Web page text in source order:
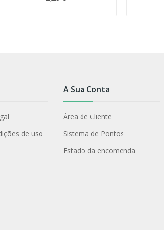
de uso
A Sua Conta
Área de Cliente
Sistema de Pontos
Estado da encomenda